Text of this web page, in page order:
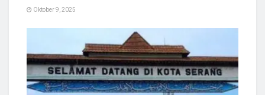
Oktober 9, 2025